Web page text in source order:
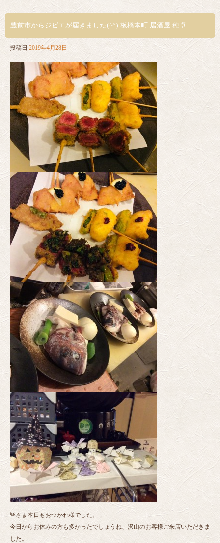
豊前市からジビエが届きました(^^) 板橋本町 居酒屋 穂卓
投稿日 2019年4月28日
皆さま本日もおつかれ様でした。
今日からお休みの方も多かったでしょうね、沢山のお客様ご来店いただきま
した。